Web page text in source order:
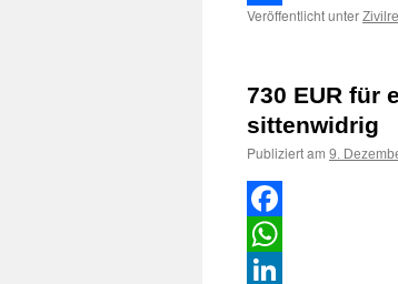
Teilen
Veröffentlicht unter
730 EUR für
sittenwidrig
Publiziert am 9.
Facebook
WhatsApp